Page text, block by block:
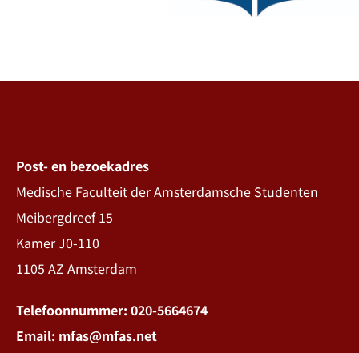
Post- en bezoekadres
Medische Faculteit der Amsterdamsche Studenten
Meibergdreef 15
Kamer J0-110
1105 AZ Amsterdam
Telefoonnummer: 020-5664674
Email: mfas@mfas.net